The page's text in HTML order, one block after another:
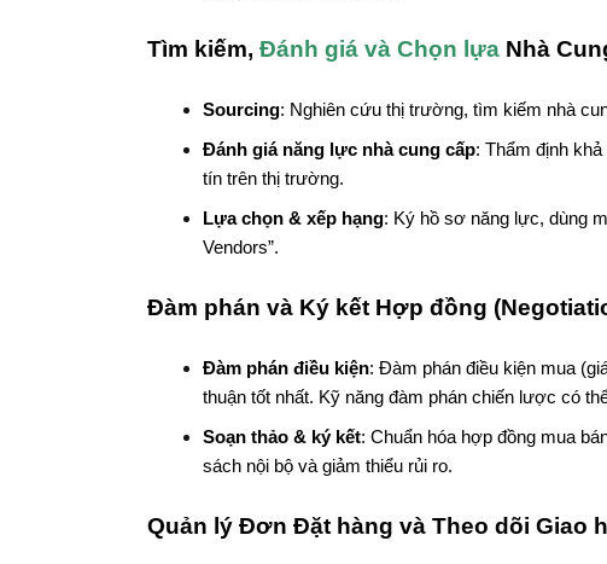
Tìm kiếm, Đánh giá và Chọn lựa Nhà
Sourcing: Nghiên cứu thị trường, tìm kiếm nhà
Đánh giá năng lực nhà cung cấp: Thẩm định
tín trên thị trường.
Lựa chọn & xếp hạng: Ký hồ sơ năng lực, dùng
Vendors”.
Đàm phán và Ký kết Hợp đồng
Đàm phán điều kiện: Đàm phán điều kiện mua
thuận tốt nhất. Kỹ năng đàm phán chiến lược có
Soạn thảo & ký kết: Chuẩn hóa hợp đồng mua
sách nội bộ và giảm thiểu rủi ro.
Quản lý Đơn Đặt hàng và Theo dõi Giao